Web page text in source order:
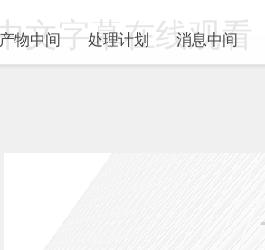
文字幕在线观看
产物中间 处理计划 消息中间